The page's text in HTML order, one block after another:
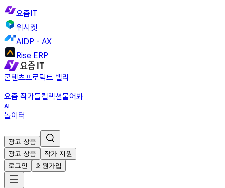
요즘IT
위시켓
AIDP - AX
Rise ERP
콘텐츠프로덕트 밸리
요즘 작가들컬렉션물어봐
놀이터
광고 상품
광고 상품
작가 지원
로그인
회원가입